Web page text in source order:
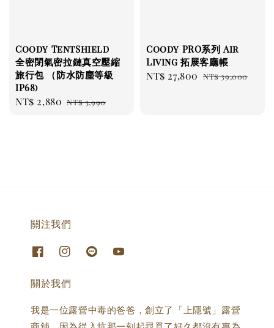
Coody TentShield
全密閉氣密拉鏈真空壓縮
旅行包 （防水防塵等級
IP68)
Sale
NT$ 2,880 Regular
NT$ 3,990
Coody PRO系列 Air
Living 拓展客廳帳
Sale
NT$ 27,800 Regular
NT$ 39,000
關注我們
關於我們
我是一位露營中毒的爸爸，創立了「上隱號」露營